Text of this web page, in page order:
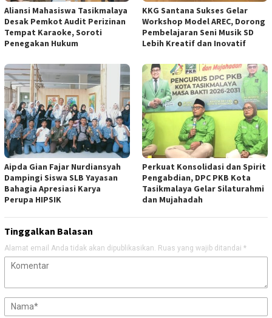
Aliansi Mahasiswa Tasikmalaya
Desak Pemkot Audit Perizinan
Tempat Karaoke, Soroti
Penegakan Hukum
KKG Santana Sukses Gelar
Workshop Model AREC, Dorong
Pembelajaran Seni Musik SD
Lebih Kreatif dan Inovatif
Aipda Gian Fajar Nurdiansyah
Dampingi Siswa SLB Yayasan
Bahagia Apresiasi Karya
Perupa HIPSIK
Perkuat Konsolidasi dan Spirit
Pengabdian, DPC PKB Kota
Tasikmalaya Gelar Silaturahmi
dan Mujahadah
Tinggalkan Balasan
Alamat email Anda tidak akan dipublikasikan. Ruas yang wajib ditandai *